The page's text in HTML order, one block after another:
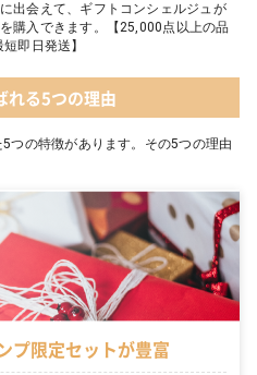
出会えて、ギフトコンシェルジュが
購入できます。【25,000点以上の品
即日発送】
れる5つの理由
つの特徴があります。その5つの理由
プ限定セットが豊富